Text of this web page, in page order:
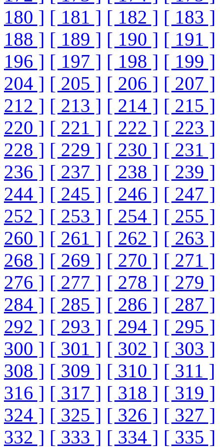
180 ] [ 181 ] [ 182 ] [ 183 ]
188 ] [ 189 ] [ 190 ] [ 191 ]
196 ] [ 197 ] [ 198 ] [ 199 ]
204 ] [ 205 ] [ 206 ] [ 207 ]
212 ] [ 213 ] [ 214 ] [ 215 ]
220 ] [ 221 ] [ 222 ] [ 223 ]
228 ] [ 229 ] [ 230 ] [ 231 ]
236 ] [ 237 ] [ 238 ] [ 239 ]
244 ] [ 245 ] [ 246 ] [ 247 ]
252 ] [ 253 ] [ 254 ] [ 255 ]
260 ] [ 261 ] [ 262 ] [ 263 ]
268 ] [ 269 ] [ 270 ] [ 271 ]
276 ] [ 277 ] [ 278 ] [ 279 ]
284 ] [ 285 ] [ 286 ] [ 287 ]
292 ] [ 293 ] [ 294 ] [ 295 ]
300 ] [ 301 ] [ 302 ] [ 303 ]
308 ] [ 309 ] [ 310 ] [ 311 ]
316 ] [ 317 ] [ 318 ] [ 319 ]
324 ] [ 325 ] [ 326 ] [ 327 ]
332 ] [ 333 ] [ 334 ] [ 335 ]